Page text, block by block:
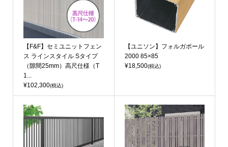
【F&F】セミユニットフェン
ス ラインスタイル Sタイプ
（隙間25mm）高尺仕様（T
1...
¥102,300(税込)
【ユニソン】フォルガポール
2000 85×85
¥18,500(税込)